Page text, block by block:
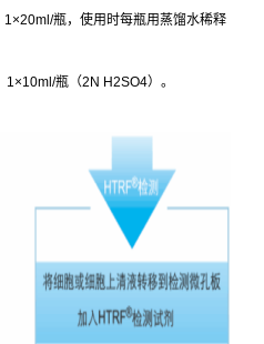
1×20ml/瓶，使用时每瓶用蒸馏水稀释
1×10ml/瓶（2N H2SO4）。